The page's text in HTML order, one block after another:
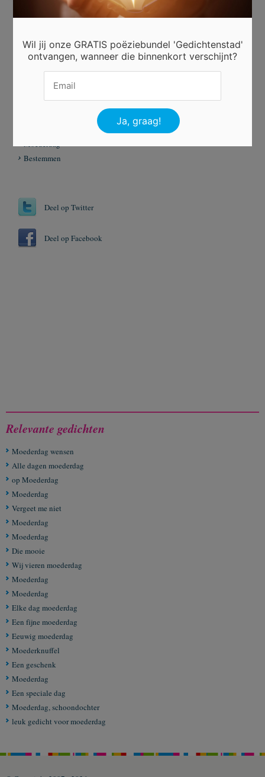
Dakoyria
Beoordeel dit gedicht
Moederdag
Bestemmen
Deel op Twitter
Deel op Facebook
Relevante gedichten
Moederdag wensen
Alle dagen moederdag
op Moederdag
Moederdag
Vergeet me niet
Moederdag
Moederdag
Die mooie
Wij vieren moederdag
Moederdag
Moederdag
Elke dag moederdag
Een fijne moederdag
Eeuwig moederdag
Moederknuffel
Een geschenk
Moederdag
Een speciale dag
Moederdag, schoondochter
leuk gedicht voor moederdag
Wil jij onze GRATIS poëziebundel 'Gedichtenstad'
ontvangen, wanneer die binnenkort verschijnt?